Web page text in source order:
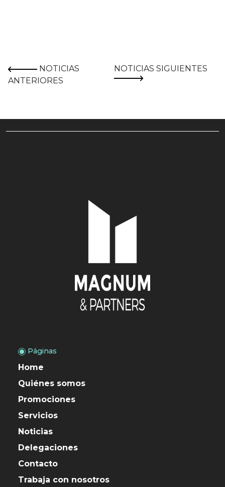
NOTICIAS
ANTERIORES
NOTICIAS SIGUIENTES
Páginas
Home
Quiénes somos
Promociones
Servicios
Noticias
Delegaciones
Contacto
Trabaja con nosotros